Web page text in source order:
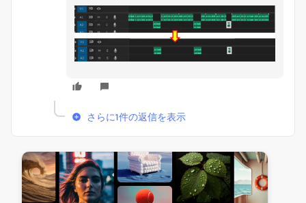
さらに1件の返信を表示